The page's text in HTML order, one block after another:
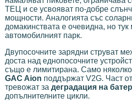
ТЕЦ и се усвояват по-добре
мощности. Аналогията със
домакинствата е очевидна, но
автомобилният парк.
Двупосочните зарядни струват
доста над еднопосочните
също е лимитирана. Само
GAC Aion поддържат V2G. Част
тревожат за деградация на
допълнителните цикли.